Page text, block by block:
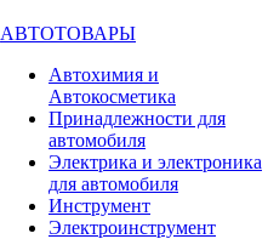
АВТОТОВАРЫ
Автохимия и
Автокосметика
Принадлежности для
автомобиля
Электрика и электроника
для автомобиля
Инструмент
Электроинструмент